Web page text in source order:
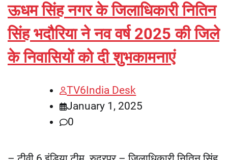
ऊधम सिंह नगर के जिलाधिकारी नितिन
सिंह भदौरिया ने नव वर्ष 2025 की जिले
के निवासियों को दी शुभकामनाएं
TV6India Desk
January 1, 2025
0